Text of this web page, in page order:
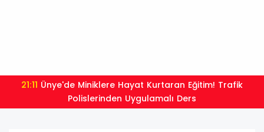
21:11
Polislerinden Uygulamalı Ders